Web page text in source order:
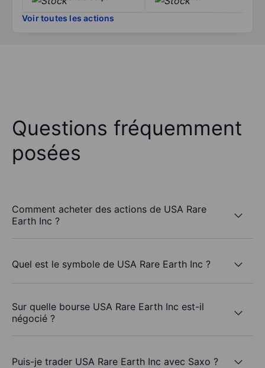
Voir toutes les actions
Questions fréquemment
posées
Comment acheter des actions de USA Rare
Earth Inc ?
Quel est le symbole de USA Rare Earth Inc ?
Sur quelle bourse USA Rare Earth Inc est-il
négocié ?
Puis-je trader USA Rare Earth Inc avec Saxo ?